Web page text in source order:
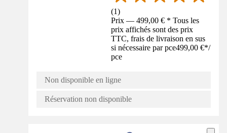
(1)
Prix — 499,00 € * Tous les
prix affichés sont des prix
TTC, frais de livraison en sus
si nécessaire par pce499,00 €*/
pce
Non disponible en ligne
Réservation non disponible